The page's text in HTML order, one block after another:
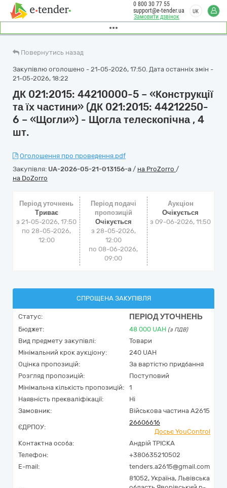
Замовити дзвінок
0 800 30 77 55
support@e-tender.ua
UK
Повернутись назад
Закупівлю оголошено - 21-05-2026, 17:50. Дата останніх змін -
21-05-2026, 18:22
ДК 021:2015: 44210000-5 – «Конструкції
та їх частини» (ДК 021:2015: 44212250-
6 – «Щогли») - Щогла телескопічна , 4
шт.
Оголошення про проведення.pdf
Закупівля: UA-2026-05-21-013156-a / на ProZorro /
на DoZorro
Період уточнень
Триває
з 21-05-2026, 17:50
по 28-05-2026,
12:00
Період подачі
пропозицій
Очікується
з 28-05-2026,
12:00
по 08-06-2026,
09:00
Аукціон
Очікується
з 09-06-2026, 11:50
СПРОЩЕНА ЗАКУПІВЛЯ
Статус: ПЕРІОД УТОЧНЕНЬ
Бюджет: 48 000 UAH (з ПДВ)
Вид предмету закупівлі:
Товари
Мінімальний крок аукціону:
240 UAH
Оцінка пропозицій:
За вартістю придбання
Розгляд пропозицій:
Поступовий
Мінімальна кількість пропозицій:
1
Наявність прекваліфікації:
Ні
Замовник:
Військова частина А2615
ЄДРПОУ:
26606616
Досьє YouControl
Контактна особа:
Андрій ТРІСКА
Телефон:
+380635210502
E-mail:
tenders.a2615@gmail.com
81052, Україна, Львівська